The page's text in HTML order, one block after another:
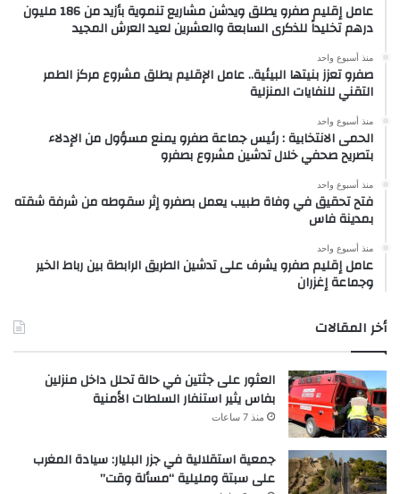
عامل إقليم صفرو يطلق ويدشن مشاريع تنموية بأزيد من 186 مليون
درهم تخليداً للذكرى السابعة والعشرين لعيد العرش المجيد
منذ أسبوع واحد
صفرو تعزز بنيتها البيئية.. عامل الإقليم يطلق مشروع مركز الطمر
التقني للنفايات المنزلية
منذ أسبوع واحد
الحمى الانتخابية : رئيس جماعة صفرو يمنع مسؤول من الإدلاء
بتصريح صحفي خلال تدشين مشروع بصفرو
منذ أسبوع واحد
فتح تحقيق في وفاة طبيب يعمل بصفرو إثر سقوطه من شرفة شقته
بمدينة فاس
منذ أسبوع واحد
عامل إقليم صفرو يشرف على تدشين الطريق الرابطة بين رباط الخير
وجماعة إغزران
أخر المقالات
العثور على جثتين في حالة تحلل داخل منزلين
بفاس يثير استنفار السلطات الأمنية
منذ 7 ساعات
جمعية استقلالية في جزر البليار: سيادة المغرب
على سبتة ومليلية “مسألة وقت”